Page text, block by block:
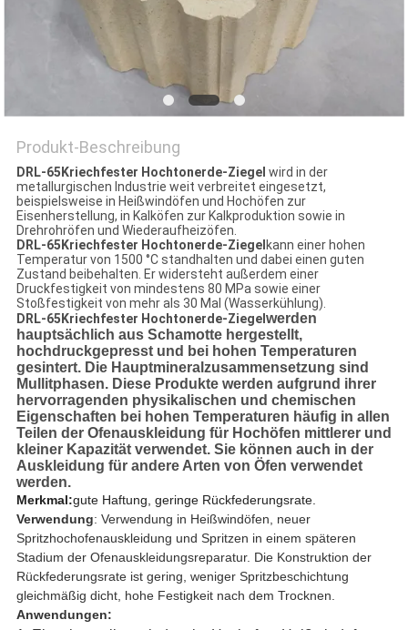
Produkt-Beschreibung
DRL-65 Kriechfester Hochtonerde-Ziegel wird in der
metallurgischen Industrie weit verbreitet eingesetzt,
beispielsweise in Heißwindöfen und Hochöfen zur
Eisenherstellung, in Kalköfen zur Kalkproduktion sowie in
Drehrohröfen und Wiederaufheizöfen.
DRL-65 Kriechfester Hochtonerde-Ziegel kann einer hohen
Temperatur von 1500 °C standhalten und dabei einen guten
Zustand beibehalten. Er widersteht außerdem einer
Druckfestigkeit von mindestens 80 MPa sowie einer
Stoßfestigkeit von mehr als 30 Mal (Wasserkühlung).
DRL-65 Kriechfester Hochtonerde-Ziegel werden
hauptsächlich aus Schamotte hergestellt,
hochdruckgepresst und bei hohen Temperaturen
gesintert. Die Hauptmineralzusammensetzung sind
Mullitphasen. Diese Produkte werden aufgrund ihrer
hervorragenden physikalischen und chemischen
Eigenschaften bei hohen Temperaturen häufig in allen
Teilen der Ofenauskleidung für Hochöfen mittlerer und
kleiner Kapazität verwendet. Sie können auch in der
Auskleidung für andere Arten von Öfen verwendet
werden.
Merkmal:gute Haftung, geringe Rückfederungsrate.
Verwendung: Verwendung in Heißwindöfen, neuer
Spritzhochofenauskleidung und Spritzen in einem späteren
Stadium der Ofenauskleidungsreparatur. Die Konstruktion der
Rückfederungsrate ist gering, weniger Spritzbeschichtung
gleichmäßig dicht, hohe Festigkeit nach dem Trocknen.
Anwendungen: